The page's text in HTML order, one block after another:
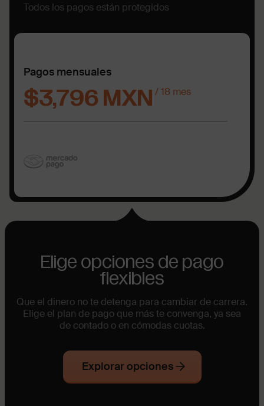
Todos los pagos están protegidos
Pagos mensuales
$3,796 MXN / 18 mes
Elige opciones de pago
flexibles
Que el dinero no te detenga para cambiar de carrera.
Elige el plan de pago que más te convenga, ya sea
de contado o en cómodas cuotas.
Explorar opciones